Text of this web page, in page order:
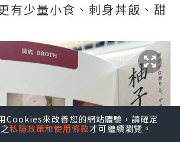
來改善您的網站體驗，請確定
私隱政策和使用條款才可繼續瀏覽。
有少量小食、刺身丼飯、甜